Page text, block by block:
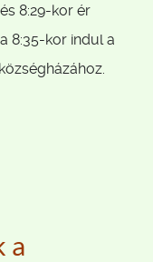
8:29-kor ér
8:35-kor indul a
a